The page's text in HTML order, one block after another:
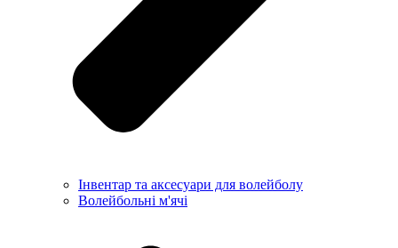
Інвентар та аксесуари для волейболу
Волейбольні м'ячі